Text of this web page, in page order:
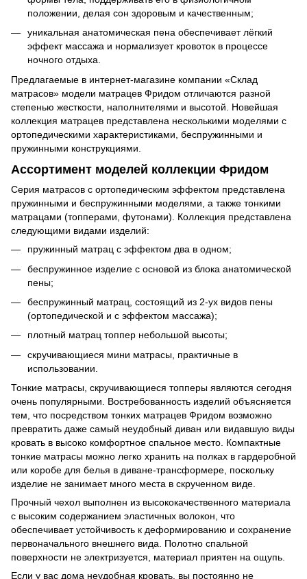
положении, делая сон здоровым и качественным;
уникальная анатомическая пена обеспечивает лёгкий
эффект массажа и нормализует кровоток в процессе
ночного отдыха.
Предлагаемые в интернет-магазине компании «Склад
матрасов» модели матрацев Фридом отличаются разной
степенью жесткости, наполнителями и высотой. Новейшая
коллекция матрацев представлена несколькими моделями с
ортопедическими характеристиками, беспружинными и
пружинными конструкциями.
Ассортимент моделей коллекции Фридом
Серия матрасов с ортопедическим эффектом представлена
пружинными и беспружинными моделями, а также тонкими
матрацами (топперами, футонами). Коллекция представлена
следующими видами изделий:
пружинный матрац с эффектом два в одном;
беспружинное изделие с основой из блока анатомической
пены;
беспружинный матрац, состоящий из 2-ух видов пены
(ортопедической и с эффектом массажа);
плотный матрац топпер небольшой высоты;
скручивающиеся мини матрасы, практичные в
использовании.
Тонкие матрасы, скручивающиеся топперы являются сегодня
очень популярными. Востребованность изделий объясняется
тем, что посредством тонких матрацев Фридом возможно
превратить даже самый неудобный диван или видавшую виды
кровать в высоко комфортное спальное место. Компактные
тонкие матрасы можно легко хранить на полках в гардеробной
или коробе для белья в диване-трансформере, поскольку
изделие не занимает много места в скрученном виде.
Прочный чехол выполнен из высококачественного материала
с высоким содержанием эластичных волокон, что
обеспечивает устойчивость к деформированию и сохранение
первоначального внешнего вида. Полотно спальной
поверхности не электризуется, материал приятен на ощупь.
Если у вас дома неудобная кровать, вы постоянно не